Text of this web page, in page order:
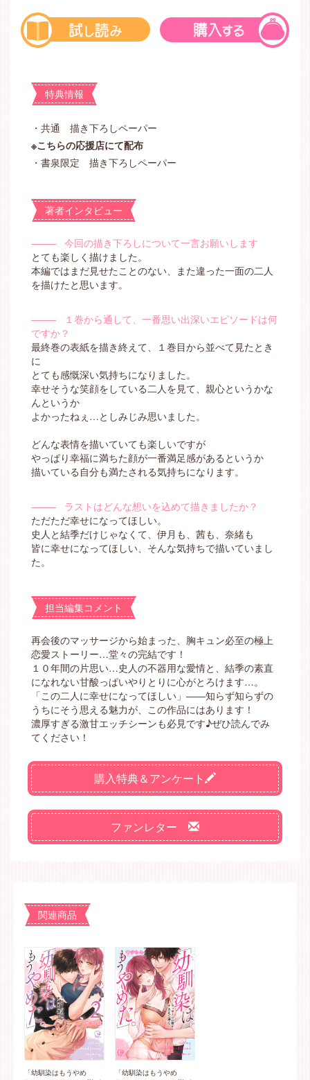
特典情報
・共通 描き下ろしペーパー
※こちらの応援店にて配布
・書泉限定 描き下ろしペーパー
著者インタビュー
―――今回の描き下ろしについて一言お願いします
とても楽しく描けました。
本編ではまだ見せたことのない、また違った一面の二人
を描けたと思います。
―――１巻から通して、一番思い出深いエピソードは何
ですか？
最終巻の表紙を描き終えて、１巻目から並べて見たとき
に
とても感慨深い気持ちになりました。
幸せそうな笑顔をしている二人を見て、親心というかな
んというか
よかったねぇ…としみじみ思いました。
どんな表情を描いていても楽しいですが
やっぱり幸福に満ちた顔が一番満足感があるというか
描いている自分も満たされる気持ちになります。
―――ラストはどんな想いを込めて描きましたか？
ただただ幸せになってほしい。
史人と結季だけじゃなくて、伊月も、茜も、奈緒も
皆に幸せになってほしい、そんな気持ちで描いていまし
た。
担当編集コメント
再会後のマッサージから始まった、胸キュン必至の極上
恋愛ストーリー…堂々の完結です！
１０年間の片思い…史人の不器用な愛情と、結季の素直
になれない甘酸っぱいやりとりに心がとろけます…。
「この二人に幸せになってほしい」――知らず知らずの
うちにそう思える魅力が、この作品にはあります！
濃厚すぎる激甘エッチシーンも必見です♪ぜひ読んでみ
てください！
購入特典＆アンケート
ファンレター
関連商品
「幼馴染はもうやめ
「幼馴染はもうやめ